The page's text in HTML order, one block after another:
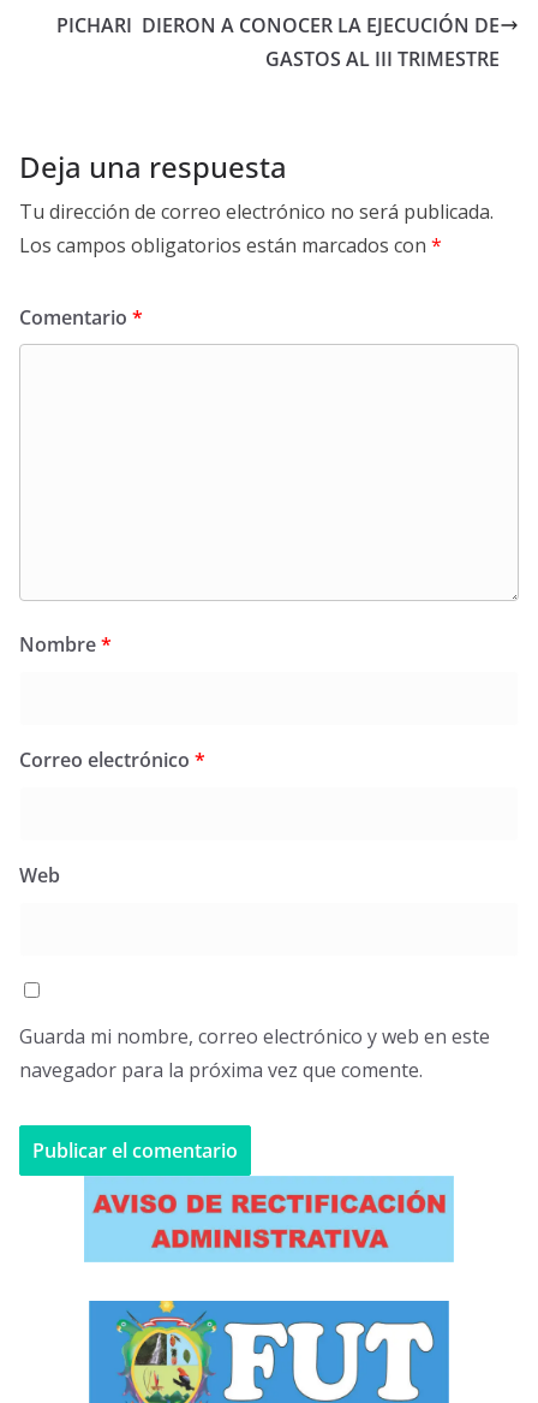
PICHARI DIERON A CONOCER LA EJECUCIÓN DE
GASTOS AL III TRIMESTRE
Deja una respuesta
Tu dirección de correo electrónico no será publicada.
Los campos obligatorios están marcados con *
Comentario *
Nombre*
Correo electrónico *
Web
Guarda mi nombre, correo electrónico y web en este
navegador para la próxima vez que comente.